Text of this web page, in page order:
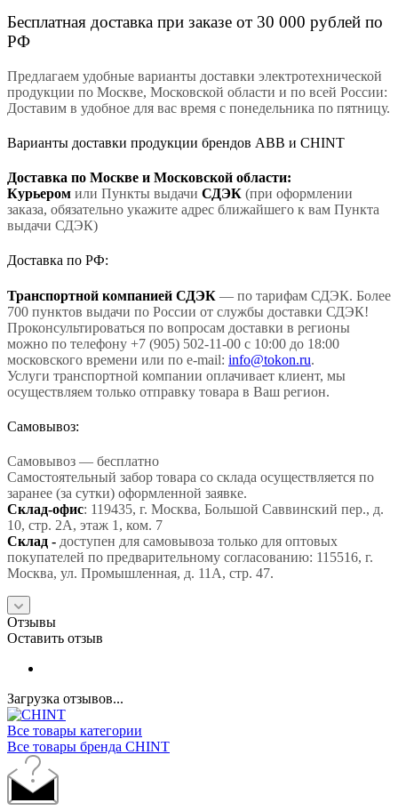
Бесплатная доставка при заказе от 30 000 рублей по
РФ
Предлагаем удобные варианты доставки электротехнической
продукции по Москве, Московской области и по всей России:
Доставим в удобное для вас время с понедельника по пятницу.
Варианты доставки продукции брендов ABB и CHINT
Доставка по Москве и Московской области:
Курьером или Пункты выдачи СДЭК (при оформлении
заказа, обязательно укажите адрес ближайшего к вам Пункта
выдачи СДЭК)
Доставка по РФ:
Транспортной компанией СДЭК — по тарифам СДЭК. Более
700 пунктов выдачи по России от службы доставки СДЭК!
Проконсультироваться по вопросам доставки в регионы
можно по телефону +7 (905) 502-11-00 с 10:00 до 18:00
московского времени или по e-mail: info@tokon.ru.
Услуги транспортной компании оплачивает клиент, мы
осуществляем только отправку товара в Ваш регион.
Самовывоз:
Самовывоз — бесплатно
Самостоятельный забор товара со склада осуществляется по
заранее (за сутки) оформленной заявке.
Склад-офис: 119435, г. Москва, Большой Саввинский пер., д.
10, стр. 2А, этаж 1, ком. 7
Склад - доступен для самовывоза только для оптовых
покупателей по предварительному согласованию: 115516, г.
Москва, ул. Промышленная, д. 11А, стр. 47.
Отзывы
Оставить отзыв
Загрузка отзывов...
Все товары категории
Все товары бренда CHINT